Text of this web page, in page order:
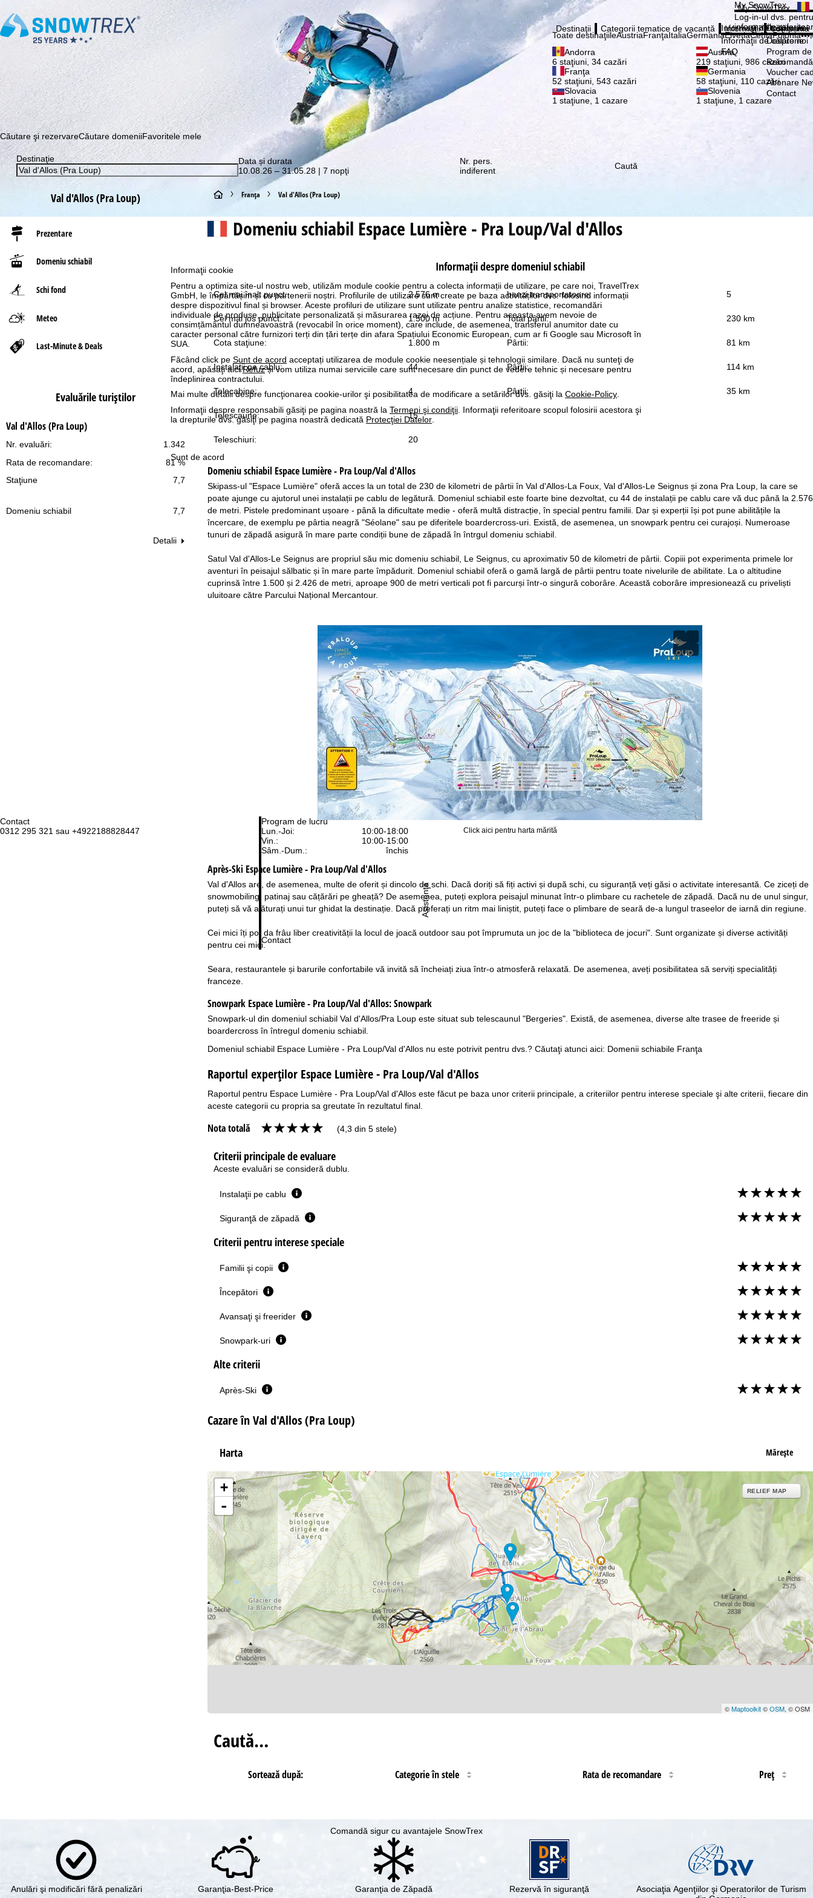
Informaţii cookie
Pentru a optimiza site-ul nostru web, utilizăm module cookie pentru a colecta informații de utilizare, pe care noi, TravelTrex
GmbH, le împărtășim și cu partenerii noștri. Profilurile de utilizare sunt create pe baza activităților dvs. folosind informații
despre dispozitivul final și browser. Aceste profiluri de utilizare sunt utilizate pentru analize statistice, recomandări
individuale de produse, publicitate personalizată și măsurarea razei de acțiune. Pentru aceasta avem nevoie de
consimțământul dumneavoastră (revocabil în orice moment), care include, de asemenea, transferul anumitor date cu
caracter personal către furnizori terți din țări terțe din afara Spațiului Economic European, cum ar fi Google sau Microsoft în
SUA.
Făcând click pe Sunt de acord acceptați utilizarea de module cookie neesențiale și tehnologii similare. Dacă nu sunteţi de
acord, apăsaţi aiciRefuzși vom utiliza numai serviciile care sunt necesare din punct de vedere tehnic și necesare pentru
îndeplinirea contractului.
Mai multe detalii despre funcţionarea cookie-urilor şi posibilitatea de modificare a setărilor dvs. găsiţi la Cookie-Policy
Informaţii despre responsabili găsiţi pe pagina noastră la Termeni şi condiţii . Informaţii referitoare scopul folosirii acestora şi
la drepturile dvs. găsiţi pe pagina noastră dedicată Protecţiei Datelor
Sunt de acord
Contact
0312 295 321 sau +4922188828447
Program de lucru
Lun.-Joi:
10:00-18:00
Vin.:
10:00-15:00
Sâm.-Dum.:
închis
Contact
Asistenţă
Abonaţi-vă la newsletter-ul nostru și aflați printre primii ce promoții vă așteaptă! Abonează
My SnowTrex
My SnowTrex
Log-in-ul dvs.
informaţiile
Vă
Destinaţii
Toate destinaţiileAustriaFranţaItaliaGermaniaElveţiaCehiaPolonia•••
Andorra
6 staţiuni, 34 cazări
Austria
219 staţiuni, 986 cazări
Franţa
52 staţiuni, 543 cazări
Germania
58 staţiuni, 110 cazări
Slovacia
1 staţiune, 1 cazare
Slovenia
1 staţiune, 1 cazare
Categorii tematice de vacanță Informaţii
Informaţii de călătorie
Informaţii de călătorie
FAQ
Compania
Despre noi
Despre noi
Program
Voucher
Abonare
Contact
Căutare şi rezervareCăutare domeniiFavoritele mele
Destinaţie
Data și durata
10.08.26 – 31.05.28 | 7 nopţi
Nr. pers.
indiferent
Caută
Val d'Allos (Pra Loup)
Prezentare
Domeniu schiabil
Schi fond
Meteo
Last-Minute & Deals
Evaluările turiştilor
Val d'Allos (Pra Loup)
1.342
Nr. evaluări:
81 %
Rata de recomandare:
Staţiune
7,7
Domeniu schiabil 7,7
Detalii
A
c
s
ă
Franţa Val d'Allos (Pra Loup)
Domeniu schiabil Espace Lumière - Pra Loup/Val d'Allos
Informaţii despre domeniul schiabil
Cel mai înalt punct: 2.576 m benzi transportatoare: 5
Cel mai jos punct: 1.500 m Total pârtii: 230 km
Cota staţiune: 1.800 m Pârtii: 81 km
Instalaţii pe cablu: 44 Pârtii: 114 km
Telecabine: 4 Pârtii: 35 km
Telescaune: 15
Teleschiuri: 20
Domeniu schiabil Espace Lumière - Pra Loup/Val d'Allos
Skipass-ul "Espace Lumière" oferă acces la un total de 230 de kilometri de pârtii în Val d'Allos-La Foux, Val d'Allos-Le Seignus și zona Pra Loup, la care se
poate ajunge cu ajutorul unei instalații pe cablu de legătură. Domeniul schiabil este foarte bine dezvoltat, cu 44 de instalații pe cablu care vă duc până la 2.576
de metri. Pistele predominant ușoare - până la dificultate medie - oferă multă distracție, în special pentru familii. Dar și experții își pot pune abilitățile la
încercare, de exemplu pe pârtia neagră "Séolane" sau pe diferitele boardercross-uri. Există, de asemenea, un snowpark pentru cei curajoși. Numeroase
tunuri de zăpadă asigură în mare parte condiții bune de zăpadă în întrgul domeniu schiabil.
Satul Val d'Allos-Le Seignus are propriul său mic domeniu schiabil, Le Seignus, cu aproximativ 50 de kilometri de pârtii. Copiii pot experimenta primele lor
aventuri în peisajul sălbatic și în mare parte împădurit. Domeniul schiabil oferă o gamă largă de pârtii pentru toate nivelurile de abilitate. La o altitudine
cuprinsă între 1.500 și 2.426 de metri, aproape 900 de metri verticali pot fi parcurși într-o singură coborâre. Această coborâre impresionează cu priveliști
uluitoare către Parcului Național Mercantour.
Click aici pentru harta mărită
Après-Ski Espace Lumière - Pra Loup/Val d'Allos
Val d'Allos are, de asemenea, multe de oferit și dincolo de schi. Dacă doriți să fiți activi și după schi, cu siguranță veți găsi o activitate interesantă. Ce ziceți de
snowmobiling, patinaj sau cățărări pe gheață? De asemenea, puteți explora peisajul minunat într-o plimbare cu rachetele de zăpadă. Dacă nu de unul singur,
puteți să vă alăturați unui tur ghidat la destinație. Dacă preferați un ritm mai liniștit, puteți face o plimbare de seară de-a lungul traseelor de iarnă din regiune.
Cei mici îți pot da frâu liber creativității la locul de joacă outdoor sau pot împrumuta un joc de la "biblioteca de jocuri". Sunt organizate și diverse activități
pentru cei mici.
Seara, restaurantele și barurile confortabile vă invită să încheiați ziua într-o atmosferă relaxată. De asemenea, aveți posibilitatea să serviți specialități
franceze.
Snowpark Espace Lumière - Pra Loup/Val d'Allos:Snowpark
Snowpark-ul din domeniul schiabil Val d'Allos/Pra Loup este situat sub telescaunul "Bergeries". Există, de asemenea, diverse alte trasee de freeride și
boardercross în întregul domeniu schiabil.
Domeniul schiabil Espace Lumière - Pra Loup/Val d'Allos nu este potrivit pentru dvs.? Căutaţi atunci aici: Domenii schiabile Franţa
Raportul experţilor Espace Lumière - Pra Loup/Val d'Allos
Raportul pentru Espace Lumière - Pra Loup/Val d'Allos este făcut pe baza unor criterii principale, a criteriilor pentru interese speciale şi alte criterii, fiecare din
aceste categorii cu propria sa greutate în rezultatul final.
Nota totală (4,3 din 5 stele)
Criterii principale de evaluare
Aceste evaluări se consideră dublu.
Instalaţii pe cablu
Siguranţă de zăpadă
Criterii pentru interese speciale
Familii şi copii
Începători
Avansaţi şi freerider
Snowpark-uri
Alte criterii
Après-Ski
Cazare în Val d'Allos (Pra Loup)
Harta Măreşte
+
-
RELIEF MAP
©Maptoolkit©OSM, © OSM
Caută…
Sortează după: Categorie în stele Rata de recomandare Preţ
Comandă sigur cu avantajele SnowTrex
Anulări şi modificări fără penalizări Garanţia-Best-Price Garanţia de Zăpadă Rezervă în siguranţă
Asociaţia Agenţiilor şi Operatorilor de Turism